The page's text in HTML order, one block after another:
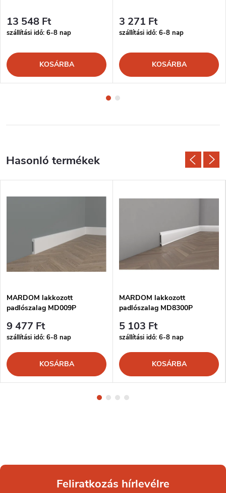
13 548 Ft
szállítási idő: 6-8 nap
KOSÁRBA
3 271 Ft
szállítási idő: 6-8 nap
KOSÁRBA
MARDOM lakkozott
padlószalag MD009P
9 477 Ft
szállítási idő: 6-8 nap
KOSÁRBA
MARDOM lakkozott
padlószalag MD8300P
5 103 Ft
szállítási idő: 6-8 nap
KOSÁRBA
Feliratkozás hírlevélre